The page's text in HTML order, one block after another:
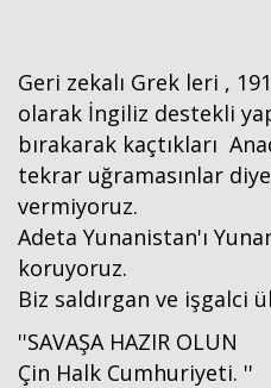
Geri zekalı Grek leri ,
olarak İngiliz destekli
bırakarak kaçtıkları
tekrar uğramasınlar
vermiyoruz.
Adeta Yunanistan'ı
koruyoruz.
Biz saldırgan ve işgalci
''SAVAŞA HAZIR OLUN
Çin Halk Cumhuriyeti. ''